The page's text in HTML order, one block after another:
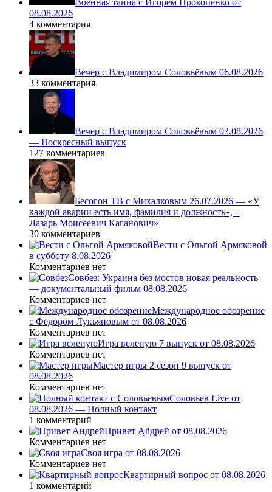
Военная тайна с Игорем Прокопенко от
08.08.2026
4 комментария
Вечер с Владимиром Соловьёвым 06.08.2026
33 комментария
Вечер с Владимиром Соловьёвым 02.08.2026
— Воскресный выпуск
127 комментариев
Бесогон ТВ с Михалковым 26.07.2026 — «У
каждой аварии есть имя, фамилия и должность», –
Лазарь Моисеевич Каганович»
30 комментариев
Вести с Ольгой Армяковой
в субботу 8.08.2026
Комментариев нет
Совбез: Украина без мостов новая реальность
— документальный фильм 08.08.2026
Комментариев нет
Международное обозрение
с Федором Лукьяновым от 08.08.2026
Комментариев нет
Игра вслепую 7 выпуск от 08.08.2026
Комментариев нет
Мастер игры 2 сезон 9 выпуск от
08.08.2026
Комментариев нет
Соловьев Live от
08.08.2026 — Полный контакт
1 комментарий
Привет Ąñдpей от 08.08.2026
Комментариев нет
Своя игра от 08.08.2026
Комментариев нет
Квартирный вопрос от 08.08.2026
1 комментарий